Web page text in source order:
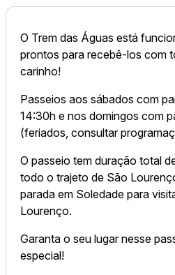
O Trem das Águas está
prontos para recebê-los com
carinho!
Passeios aos sábados com
14:30h e nos domingos com
(feriados, consultar
O passeio tem duração total
todo o trajeto de São
parada em Soledade para
Lourenço.
Garanta o seu lugar nesse
especial!